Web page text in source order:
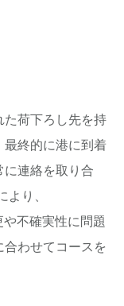
荷下ろし先を持
終的に港に到着
連絡を取り合
り、
不確実性に問題
わせてコースを